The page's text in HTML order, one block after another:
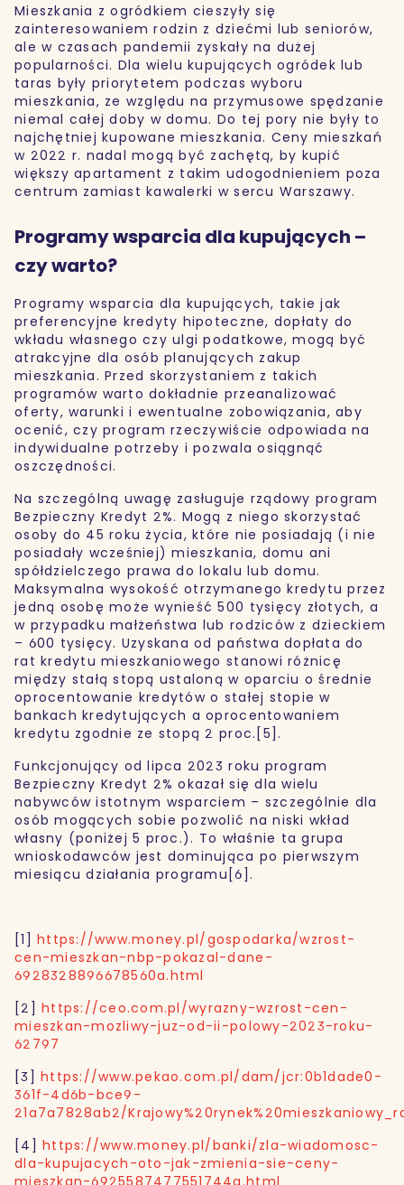
Mieszkania z ogródkiem cieszyły się
zainteresowaniem rodzin z dziećmi lub seniorów,
ale w czasach pandemii zyskały na dużej
popularności. Dla wielu kupujących ogródek lub
taras były priorytetem podczas wyboru
mieszkania, ze względu na przymusowe spędzanie
niemal całej doby w domu. Do tej pory nie były to
najchętniej kupowane mieszkania. Ceny mieszkań
w 2022 r. nadal mogą być zachętą, by kupić
większy apartament z takim udogodnieniem poza
centrum zamiast kawalerki w sercu Warszawy.
Programy wsparcia dla kupujących –
czy warto?
Programy wsparcia dla kupujących, takie jak
preferencyjne kredyty hipoteczne, dopłaty do
wkładu własnego czy ulgi podatkowe, mogą być
atrakcyjne dla osób planujących zakup
mieszkania. Przed skorzystaniem z takich
programów warto dokładnie przeanalizować
oferty, warunki i ewentualne zobowiązania, aby
ocenić, czy program rzeczywiście odpowiada na
indywidualne potrzeby i pozwala osiągnąć
oszczędności.
Na szczególną uwagę zasługuje rządowy program
Bezpieczny Kredyt 2%. Mogą z niego skorzystać
osoby do 45 roku życia, które nie posiadają (i nie
posiadały wcześniej) mieszkania, domu ani
spółdzielczego prawa do lokalu lub domu.
Maksymalna wysokość otrzymanego kredytu przez
jedną osobę może wynieść 500 tysięcy złotych, a
w przypadku małżeństwa lub rodziców z dzieckiem
– 600 tysięcy. Uzyskana od państwa dopłata do
rat kredytu mieszkaniowego stanowi różnicę
między stałą stopą ustaloną w oparciu o średnie
oprocentowanie kredytów o stałej stopie w
bankach kredytujących a oprocentowaniem
kredytu zgodnie ze stopą 2 proc.[5].
Funkcjonujący od lipca 2023 roku program
Bezpieczny Kredyt 2% okazał się dla wielu
nabywców istotnym wsparciem – szczególnie dla
osób mogących sobie pozwolić na niski wkład
własny (poniżej 5 proc.). To właśnie ta grupa
wnioskodawców jest dominująca po pierwszym
miesiącu działania programu[6].
[1] https://www.money.pl/gospodarka/wzrost-
cen-mieszkan-nbp-pokazal-dane-
6928328896678560a.html
[2] https://ceo.com.pl/wyrazny-wzrost-cen-
mieszkan-mozliwy-juz-od-ii-polowy-2023-roku-
62797
[3] https://www.pekao.com.pl/dam/jcr:0b1dade0-
361f-4d6b-bce9-
21a7a7828ab2/
[4] https://www.money.pl/banki/zla-wiadomosc-
dla-kupujacych-oto-jak-zmienia-sie-ceny-
mieszkan-6925587477551744a.html